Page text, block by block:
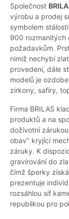
Společnost
výrobu a prodej
symbolem
900 rozmanitých
požadavkům.
nimiž nechybí
provedení, dále
modelů je
zirkony, safíry,
Firma BRILAS
produktů a na
doživotní
obav" kryjící
záruky. K
gravírování do
čímž šperky
prezentuje
rozsáhlou síť
republikou pro